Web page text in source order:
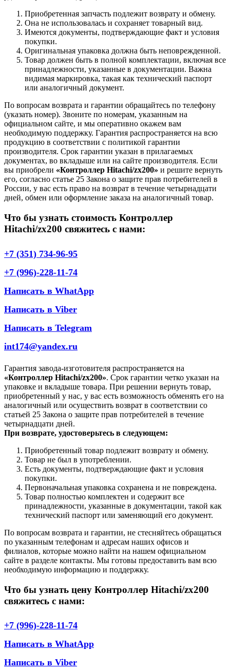
Приобретенная запчасть подлежит возврату и обмену.
Она не использовалась и сохраняет товарный вид.
Имеются документы, подтверждающие факт и условия
покупки.
Оригинальная упаковка должна быть неповрежденной.
Товар должен быть в полной комплектации, включая все
принадлежности, указанные в документации. Важна
видимая маркировка, такая как технический паспорт
или аналогичный документ.
По вопросам возврата и гарантии обращайтесь по телефону
(указать номер). Звоните по номерам, указанным на
официальном сайте, и мы оперативно окажем вам
необходимую поддержку. Гарантия распространяется на всю
продукцию в соответствии с политикой гарантии
производителя. Срок гарантии указан в прилагаемых
документах, во вкладыше или на сайте производителя. Если
вы приобрели «Контроллер Hitachi/zx200» и решите вернуть
его, согласно статье 25 Закона о защите прав потребителей в
России, у вас есть право на возврат в течение четырнадцати
дней, обмен или оформление заказа на аналогичный товар.
Что бы узнать стоимость Контроллер
Hitachi/zx200 свяжитесь с нами:
+7 (351) 734-96-95
+7 (996)-228-11-74
Написать в WhatApp
Написать в Viber
Написать в Telegram
int174@yandex.ru
Гарантия завода-изготовителя распространяется на
«Контроллер Hitachi/zx200». Срок гарантии четко указан на
упаковке и вкладыше товара. При решении вернуть товар,
приобретенный у нас, у вас есть возможность обменять его на
аналогичный или осуществить возврат в соответствии со
статьей 25 Закона о защите прав потребителей в течение
четырнадцати дней.
При возврате, удостоверьтесь в следующем:
Приобретенный товар подлежит возврату и обмену.
Товар не был в употреблении.
Есть документы, подтверждающие факт и условия
покупки.
Первоначальная упаковка сохранена и не повреждена.
Товар полностью комплектен и содержит все
принадлежности, указанные в документации, такой как
технический паспорт или заменяющий его документ.
По вопросам возврата и гарантии, не стесняйтесь обращаться
по указанным телефонам и адресам наших офисов и
филиалов, которые можно найти на нашем официальном
сайте в разделе контакты. Мы готовы предоставить вам всю
необходимую информацию и поддержку.
Что бы узнать цену Контроллер Hitachi/zx200
свяжитесь с нами:
+7 (996)-228-11-74
Написать в WhatApp
Написать в Viber